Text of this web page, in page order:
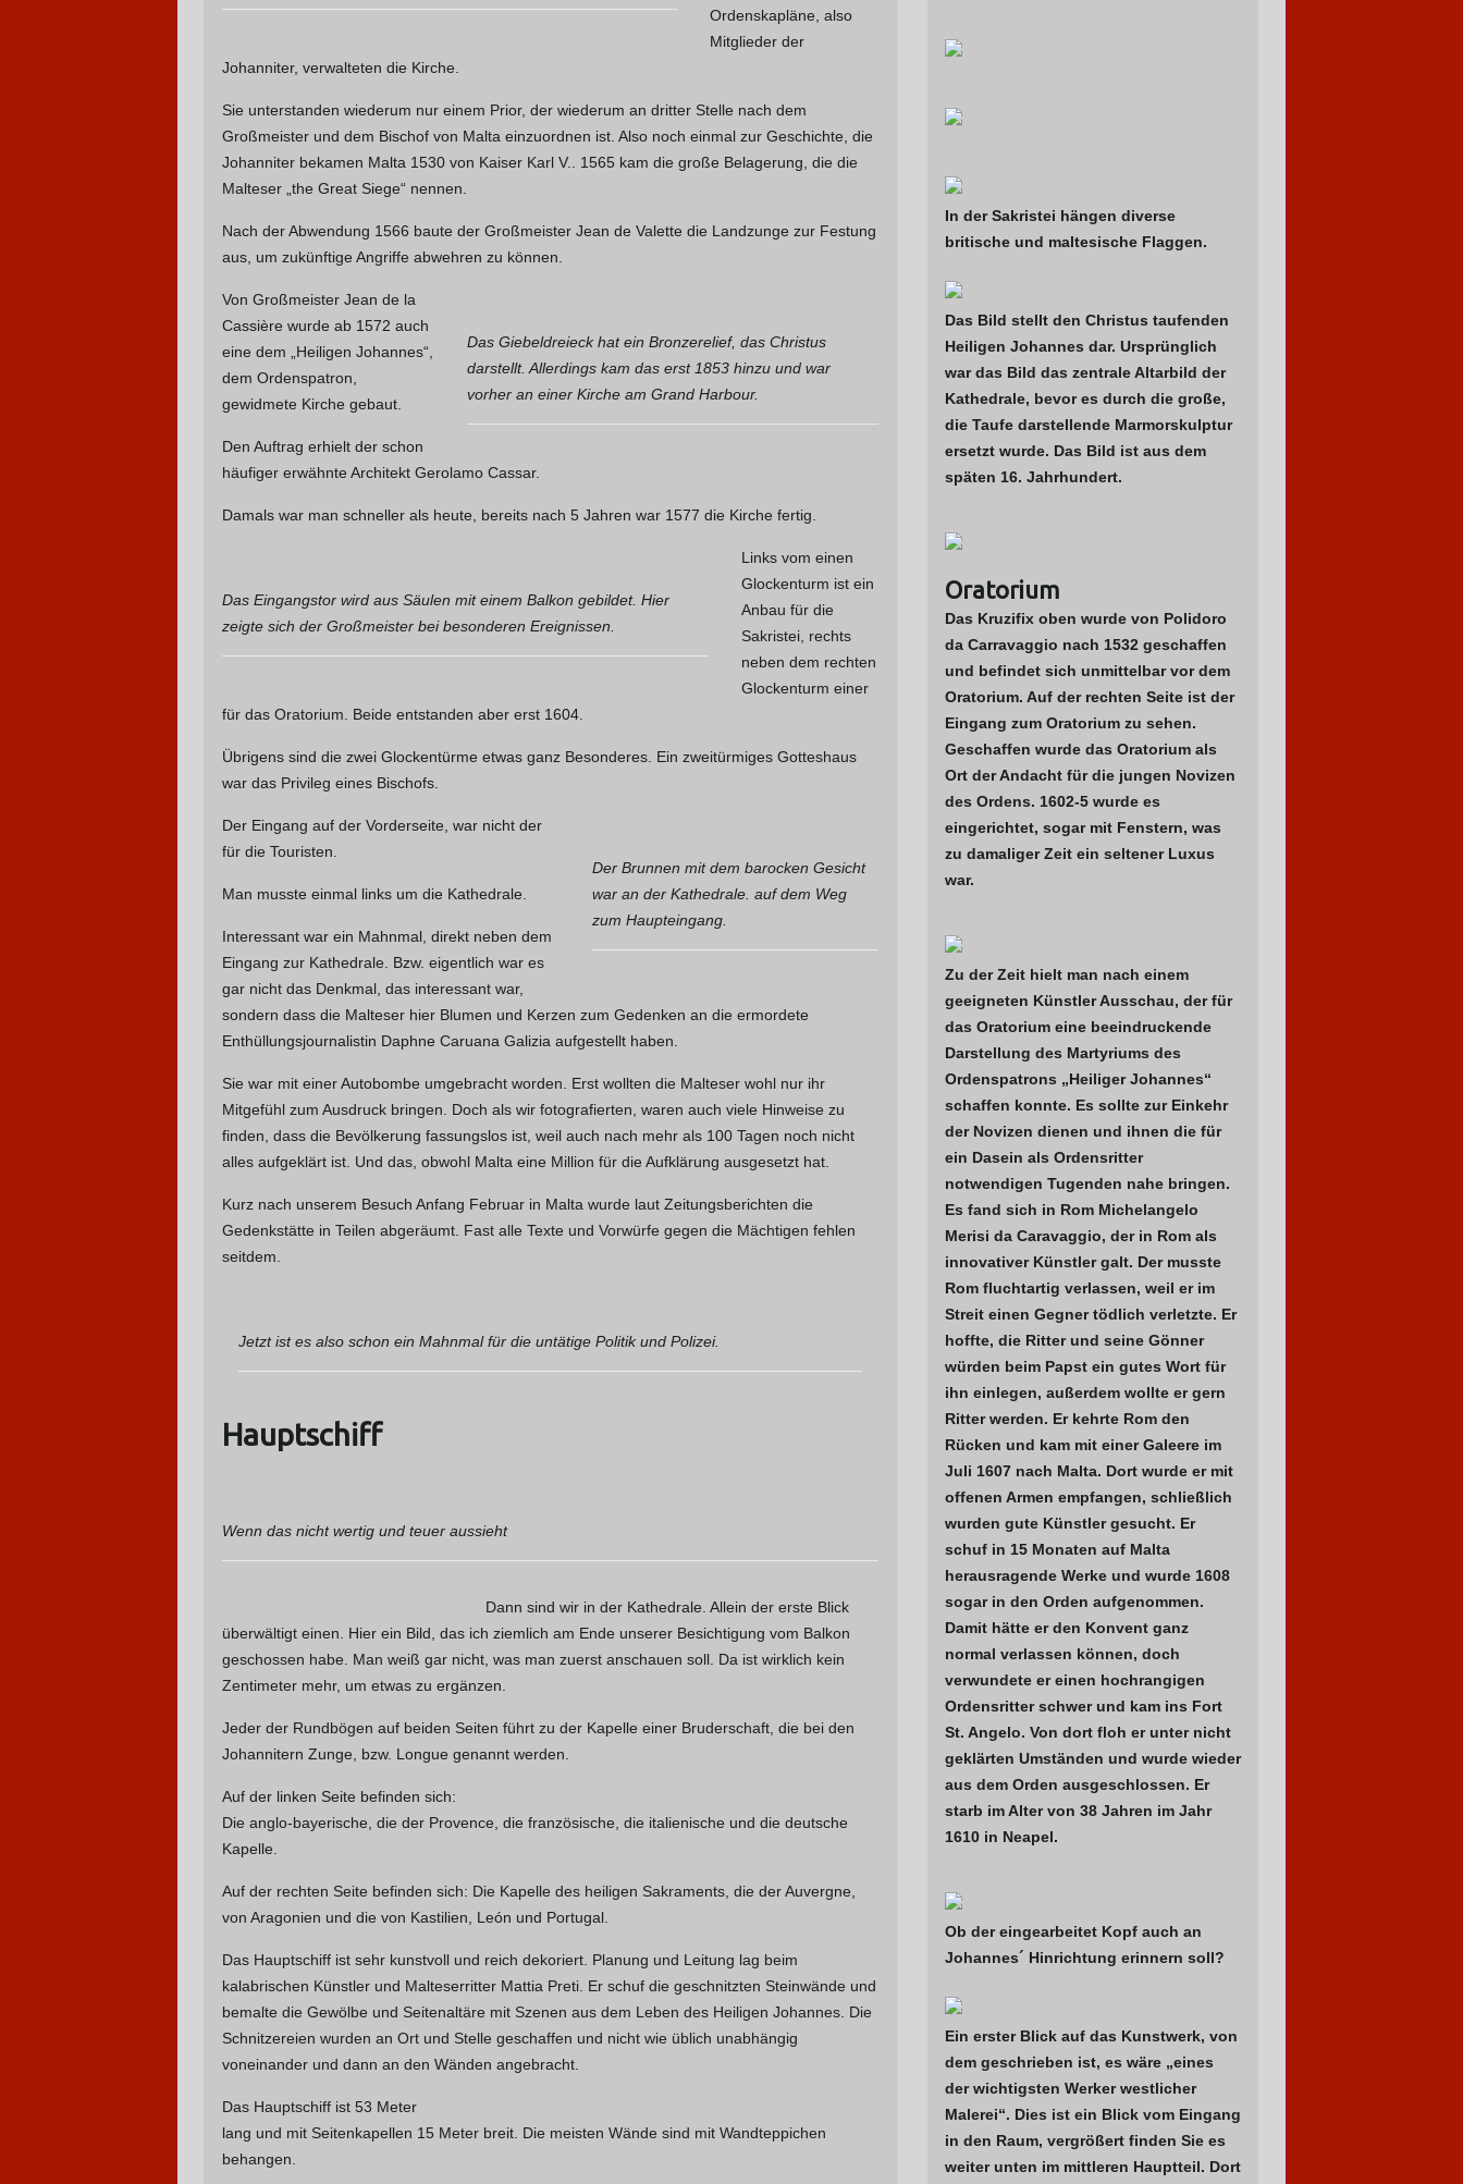
Ordenskapläne, also
Mitglieder der
Johanniter, verwalteten die Kirche.
Sie unterstanden wiederum nur einem Prior, der wiederum an dritter Stelle nach dem
Großmeister und dem Bischof von Malta einzuordnen ist. Also noch einmal zur Geschichte, die
Johanniter bekamen Malta 1530 von Kaiser Karl V.. 1565 kam die große Belagerung, die die
Malteser „the Great Siege“ nennen.
Nach der Abwendung 1566 baute der Großmeister Jean de Valette die Landzunge zur Festung
aus, um zukünftige Angriffe abwehren zu können.
Das Giebeldreieck hat ein Bronzerelief, das Christus
darstellt. Allerdings kam das erst 1853 hinzu und war
vorher an einer Kirche am Grand Harbour.
Von Großmeister Jean de la
Cassière wurde ab 1572 auch
eine dem „Heiligen Johannes“,
dem Ordenspatron,
gewidmete Kirche gebaut.
Den Auftrag erhielt der schon
häufiger erwähnte Architekt Gerolamo Cassar.
Damals war man schneller als heute, bereits nach 5 Jahren war 1577 die Kirche fertig.
Das Eingangstor wird aus Säulen mit einem Balkon gebildet. Hier
zeigte sich der Großmeister bei besonderen Ereignissen.
Links vom einen
Glockenturm ist ein
Anbau für die
Sakristei, rechts
neben dem rechten
Glockenturm einer
für das Oratorium. Beide entstanden aber erst 1604.
Übrigens sind die zwei Glockentürme etwas ganz Besonderes. Ein zweitürmiges Gotteshaus
war das Privileg eines Bischofs.
Der Brunnen mit dem barocken Gesicht
war an der Kathedrale. auf dem Weg
zum Haupteingang.
Der Eingang auf der Vorderseite, war nicht der
für die Touristen.
Man musste einmal links um die Kathedrale.
Interessant war ein Mahnmal, direkt neben dem
Eingang zur Kathedrale. Bzw. eigentlich war es
gar nicht das Denkmal, das interessant war,
sondern dass die Malteser hier Blumen und Kerzen zum Gedenken an die ermordete
Enthüllungsjournalistin Daphne Caruana Galizia aufgestellt haben.
Sie war mit einer Autobombe umgebracht worden. Erst wollten die Malteser wohl nur ihr
Mitgefühl zum Ausdruck bringen. Doch als wir fotografierten, waren auch viele Hinweise zu
finden, dass die Bevölkerung fassungslos ist, weil auch nach mehr als 100 Tagen noch nicht
alles aufgeklärt ist. Und das, obwohl Malta eine Million für die Aufklärung ausgesetzt hat.
Kurz nach unserem Besuch Anfang Februar in Malta wurde laut Zeitungsberichten die
Gedenkstätte in Teilen abgeräumt. Fast alle Texte und Vorwürfe gegen die Mächtigen fehlen
seitdem.
Jetzt ist es also schon ein Mahnmal für die untätige Politik und Polizei.
Hauptschiff
Wenn das nicht wertig und teuer aussieht
Dann sind wir in der Kathedrale. Allein der erste Blick
überwältigt einen. Hier ein Bild, das ich ziemlich am Ende unserer Besichtigung vom Balkon
geschossen habe. Man weiß gar nicht, was man zuerst anschauen soll. Da ist wirklich kein
Zentimeter mehr, um etwas zu ergänzen.
Jeder der Rundbögen auf beiden Seiten führt zu der Kapelle einer Bruderschaft, die bei den
Johannitern Zunge, bzw. Longue genannt werden.
Auf der linken Seite befinden sich:
Die anglo-bayerische, die der Provence, die französische, die italienische und die deutsche
Kapelle.
Auf der rechten Seite befinden sich: Die Kapelle des heiligen Sakraments, die der Auvergne,
von Aragonien und die von Kastilien, León und Portugal.
Das Hauptschiff ist sehr kunstvoll und reich dekoriert. Planung und Leitung lag beim
kalabrischen Künstler und Malteserritter Mattia Preti. Er schuf die geschnitzten Steinwände und
bemalte die Gewölbe und Seitenaltäre mit Szenen aus dem Leben des Heiligen Johannes. Die
Schnitzereien wurden an Ort und Stelle geschaffen und nicht wie üblich unabhängig
voneinander und dann an den Wänden angebracht.
Das Hauptschiff ist 53 Meter
lang und mit Seitenkapellen 15 Meter breit. Die meisten Wände sind mit Wandteppichen
behangen.
In der Sakristei hängen diverse
britische und maltesische Flaggen.
Das Bild stellt den Christus taufenden
Heiligen Johannes dar. Ursprünglich
war das Bild das zentrale Altarbild der
Kathedrale, bevor es durch die große,
die Taufe darstellende Marmorskulptur
ersetzt wurde. Das Bild ist aus dem
späten 16. Jahrhundert.
Oratorium
Das Kruzifix oben wurde von Polidoro
da Carravaggio nach 1532 geschaffen
und befindet sich unmittelbar vor dem
Oratorium. Auf der rechten Seite ist der
Eingang zum Oratorium zu sehen.
Geschaffen wurde das Oratorium als
Ort der Andacht für die jungen Novizen
des Ordens. 1602-5 wurde es
eingerichtet, sogar mit Fenstern, was
zu damaliger Zeit ein seltener Luxus
war.
Zu der Zeit hielt man nach einem
geeigneten Künstler Ausschau, der für
das Oratorium eine beeindruckende
Darstellung des Martyriums des
Ordenspatrons „Heiliger Johannes“
schaffen konnte. Es sollte zur Einkehr
der Novizen dienen und ihnen die für
ein Dasein als Ordensritter
notwendigen Tugenden nahe bringen.
Es fand sich in Rom Michelangelo
Merisi da Caravaggio, der in Rom als
innovativer Künstler galt. Der musste
Rom fluchtartig verlassen, weil er im
Streit einen Gegner tödlich verletzte. Er
hoffte, die Ritter und seine Gönner
würden beim Papst ein gutes Wort für
ihn einlegen, außerdem wollte er gern
Ritter werden. Er kehrte Rom den
Rücken und kam mit einer Galeere im
Juli 1607 nach Malta. Dort wurde er mit
offenen Armen empfangen, schließlich
wurden gute Künstler gesucht. Er
schuf in 15 Monaten auf Malta
herausragende Werke und wurde 1608
sogar in den Orden aufgenommen.
Damit hätte er den Konvent ganz
normal verlassen können, doch
verwundete er einen hochrangigen
Ordensritter schwer und kam ins Fort
St. Angelo. Von dort floh er unter nicht
geklärten Umständen und wurde wieder
aus dem Orden ausgeschlossen. Er
starb im Alter von 38 Jahren im Jahr
1610 in Neapel.
Ob der eingearbeitet Kopf auch an
Johannes´ Hinrichtung erinnern soll?
Ein erster Blick auf das Kunstwerk, von
dem geschrieben ist, es wäre „eines
der wichtigsten Werker westlicher
Malerei“. Dies ist ein Blick vom Eingang
in den Raum, vergrößert finden Sie es
weiter unten im mittleren Hauptteil. Dort